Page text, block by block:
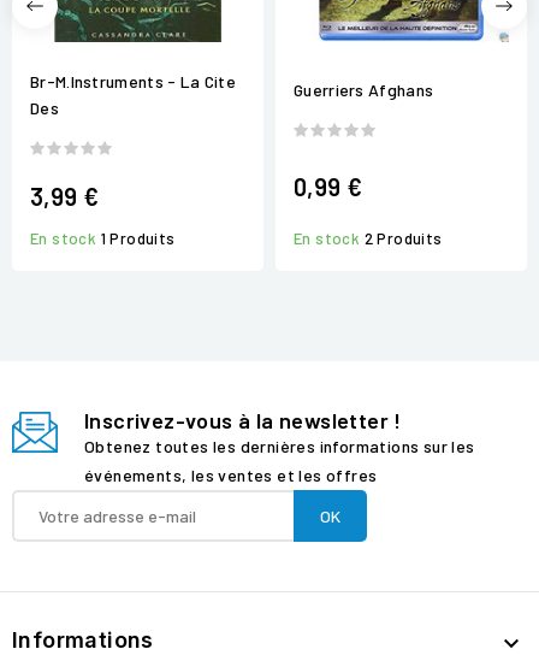
Br-M.Instruments - La Cite
Des
3,99 €
En stock 1 Produits
Guerriers Afghans
0,99 €
En stock 2 Produits
Inscrivez-vous à la newsletter !
Obtenez toutes les dernières informations sur les
événements, les ventes et les offres
Informations 